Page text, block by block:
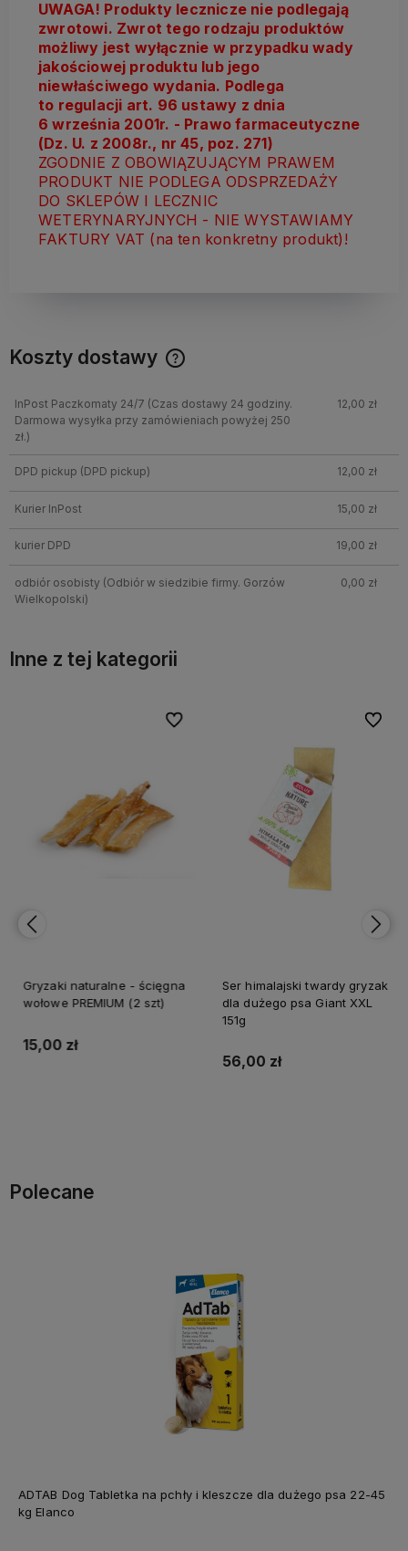
UWAGA! Produkty lecznicze nie podlegają
zwrotowi. Zwrot tego rodzaju produktów
możliwy jest wyłącznie w przypadku wady
jakościowej produktu lub jego
niewłaściwego wydania. Podlega
to regulacji art. 96 ustawy z dnia
6 września 2001r. - Prawo farmaceutyczne
(Dz. U. z 2008r., nr 45, poz. 271)
ZGODNIE Z OBOWIĄZUJĄCYM PRAWEM
PRODUKT NIE PODLEGA ODSPRZEDAŻY
DO SKLEPÓW I LECZNIC
WETERYNARYJNYCH - NIE WYSTAWIAMY
FAKTURY VAT (na ten konkretny produkt)!
Koszty dostawy
InPost Paczkomaty 24/7 (Czas dostawy 24 godziny.
Darmowa wysyłka przy zamówieniach powyżej 250
zł.)
12,00 zł
DPD pickup (DPD pickup) 12,00 zł
Kurier InPost 15,00 zł
kurier DPD 19,00 zł
odbiór osobisty (Odbiór w siedzibie firmy. Gorzów
Wielkopolski)
0,00 zł
Inne z tej kategorii
Gryzaki naturalne - ścięgna
wołowe PREMIUM (2 szt)
15,00 zł
Do ulubionych
Ser himalajski twardy gryzak
dla dużego psa Giant XXL
151g
56,00 zł
Do
Polecane
ADTAB Dog Tabletka na pchły i kleszcze dla dużego psa 22-45
kg Elanco